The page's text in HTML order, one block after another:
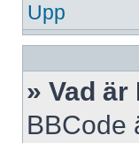
Upp
» Vad är
BBCode